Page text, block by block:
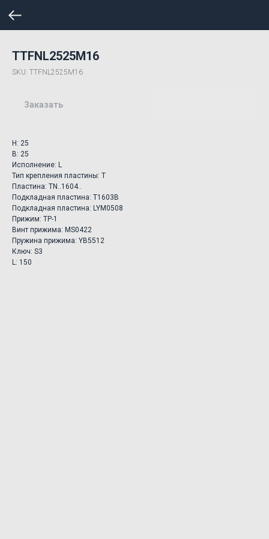
TTFNL2525M16
SKU: TTFNL2525M16
Заказать
H: 25
B: 25
Исполнение: L
Тип крепления пластины: T
Пластина: TN..1604..
Подкладная пластина: T1603B
Подкладная пластина: LYM0508
Прижим: TP-1
Винт прижима: MS0422
Пружина прижима: YB5512
Ключ: S3
L: 150